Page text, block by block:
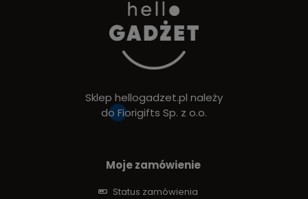
Sklep hellogadzet.pl należy
do Fiorigifts Sp. z o.o.
Moje zamówienie
Status zamówienia